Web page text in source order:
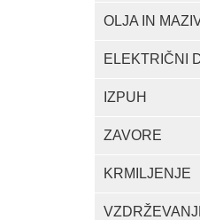
OLJA IN
ELEKTRIČNI
IZPUH
ZAVORE
KRMILJENJE